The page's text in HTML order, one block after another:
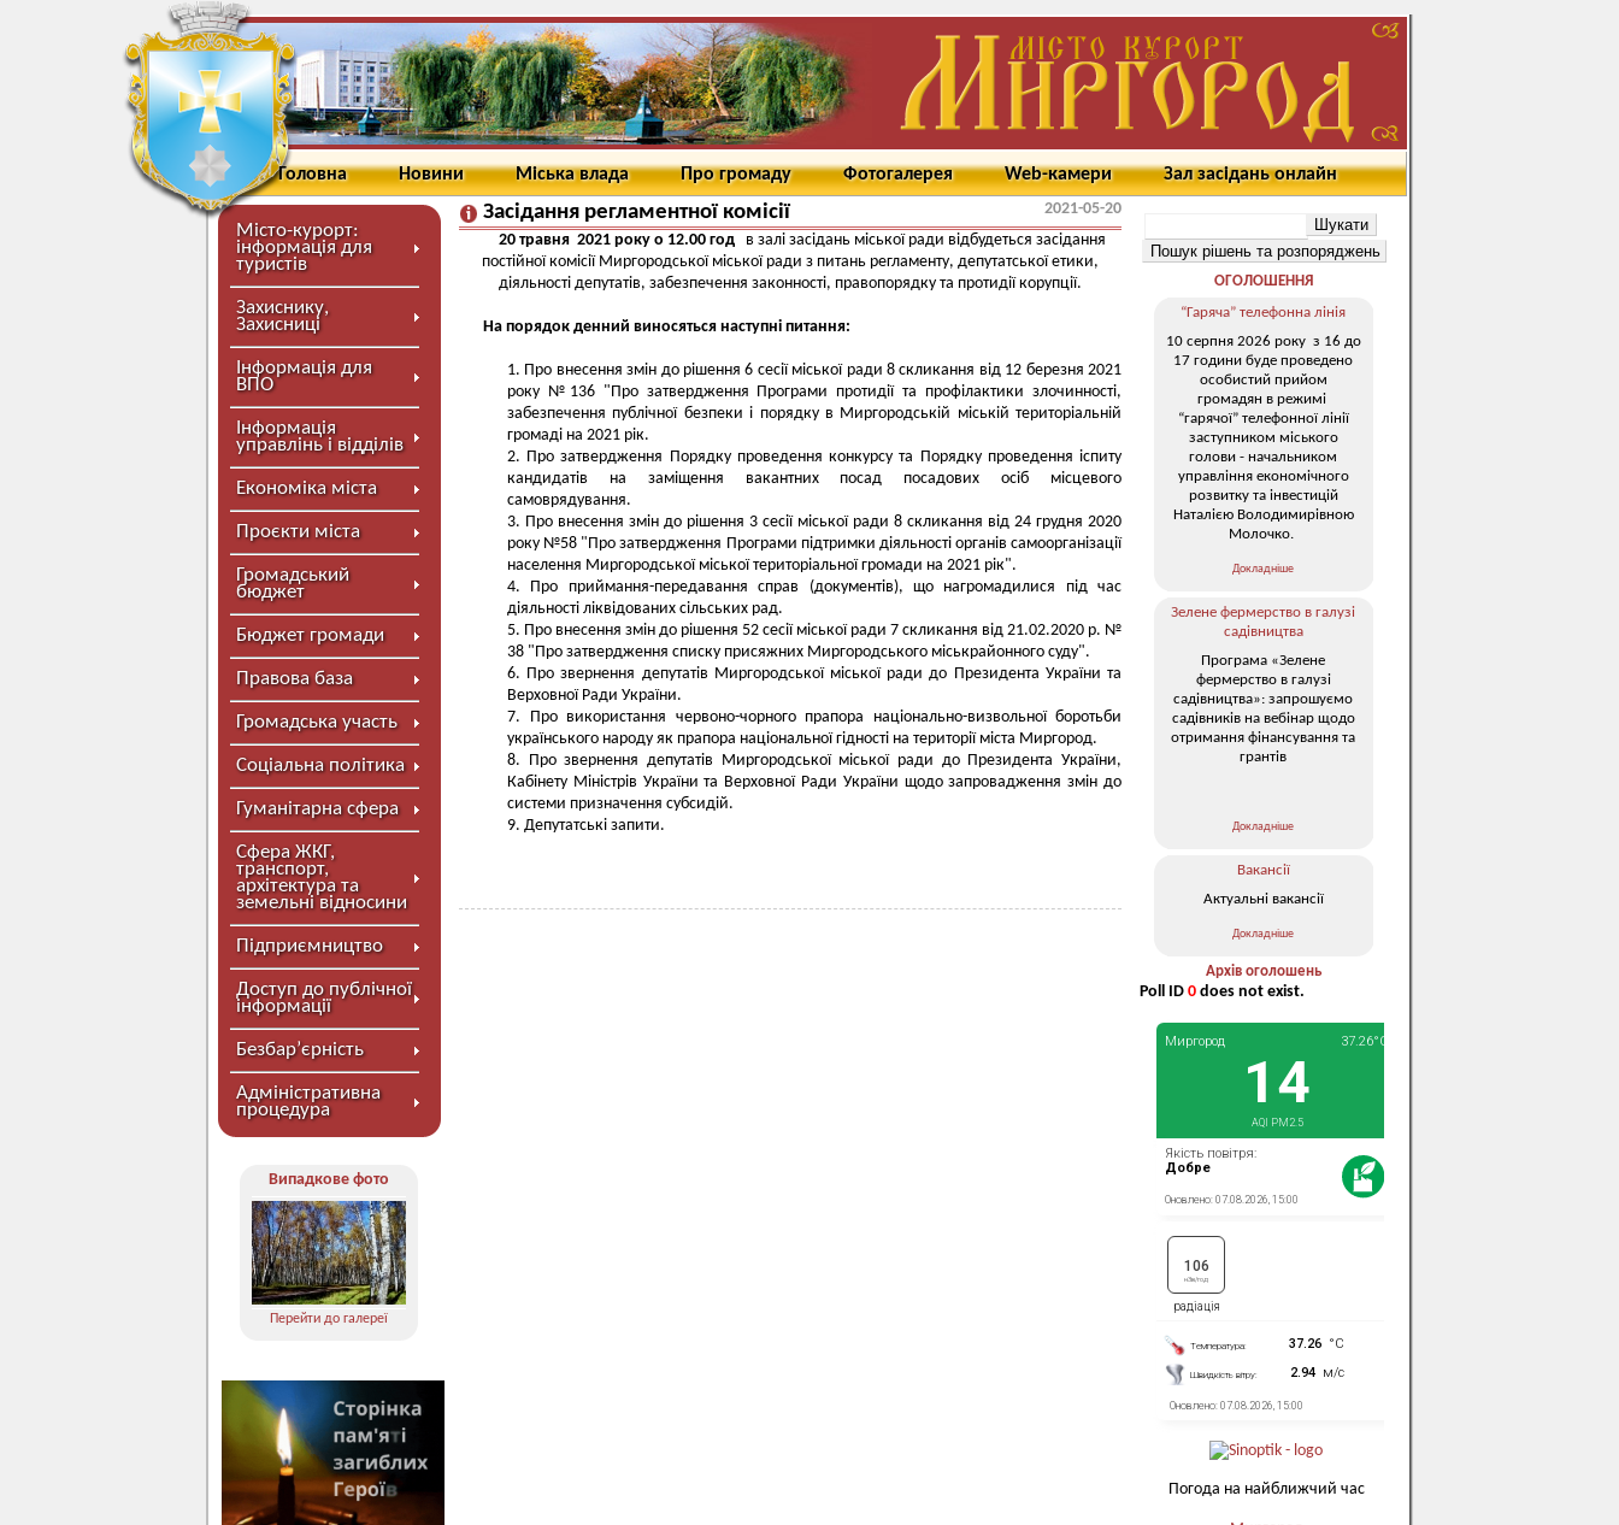
Головна Новини Міська влада Про громаду Фотогалерея Web-камери Зал засідань онлайн
Місто-курорт:
інформація для
туристів
Захиснику,
Захисниці
Інформація для
ВПО
Інформація
управлінь і відділів
Економіка міста
Проєкти міста
Громадський
бюджет
Бюджет громади
Правова база
Громадська участь
Соціальна політика
Гуманітарна сфера
Сфера ЖКГ,
транспорт,
архітектура та
земельні відносини
Підприємництво
Доступ до публічної
інформації
Безбар’єрність
Адміністративна
процедура
Випадкове фото
Перейти до галереї
Засідання регламентної комісії
2021-05-20
20 травня 2021 року о 12.00 год в залі засідань міської ради відбудеться засідання
постійної комісії Миргородської міської ради з питань регламенту, депутатської етики,
діяльності депутатів, забезпечення законності, правопорядку та протидії корупції.
На порядок денний виносяться наступні питання:
Про внесення змін до рішення 6 сесії міської ради 8 скликання від 12 березня 2021
року №136 "Про затвердження Програми протидії та профілактики злочинності,
забезпечення публічної безпеки і порядку в Миргородській міській територіальній
громаді на 2021 рік.
Про затвердження Порядку проведення конкурсу та Порядку проведення іспиту
кандидатів на заміщення вакантних посад посадових осіб місцевого
самоврядування.
Про внесення змін до рішення 3 сесії міської ради 8 скликання від 24 грудня 2020
року №58 "Про затвердження Програми підтримки діяльності органів самоорганізації
населення Миргородської міської територіальної громади на 2021 рік".
Про приймання-передавання справ (документів), що нагромадилися під час
діяльності ліквідованих сільських рад.
Про внесення змін до рішення 52 сесії міської ради 7 скликання від 21.02.2020 р. №
38 "Про затвердження списку присяжних Миргородського міськрайонного суду".
Про звернення депутатів Миргородської міської ради до Президента України та
Верховної Ради України.
Про використання червоно-чорного прапора національно-визвольної боротьби
українського народу як прапора національної гідності на території міста Миргород.
Про звернення депутатів Миргородської міської ради до Президента України,
Кабінету Міністрів України та Верховної Ради України щодо запровадження змін до
системи призначення субсидій.
Депутатські запити.
ОГОЛОШЕННЯ
“Гаряча” телефонна лінія
10 серпня 2026 року з 16 до
17 години буде проведено
особистий прийом
громадян в режимі
“гарячої” телефонної лінії
заступником міського
голови - начальником
управління економічного
розвитку та інвестицій
Наталією Володимирівною
Молочко.
Докладніше
Зелене фермерство в галузі
садівництва
Програма «Зелене
фермерство в галузі
садівництва»: запрошуємо
садівників на вебінар щодо
отримання фінансування та
грантів
Докладніше
Вакансії
Актуальні вакансії
Докладніше
Архів оголошень
Poll ID 0 does not exist.
Погода на найближчий час